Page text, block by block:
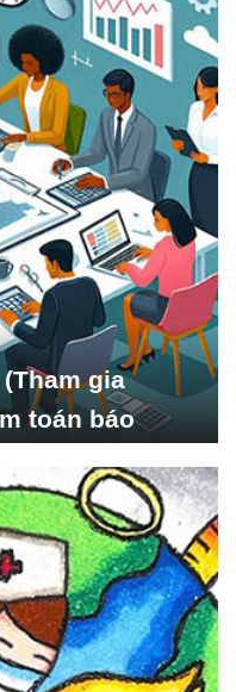
(Tham gia
toán báo
Xã